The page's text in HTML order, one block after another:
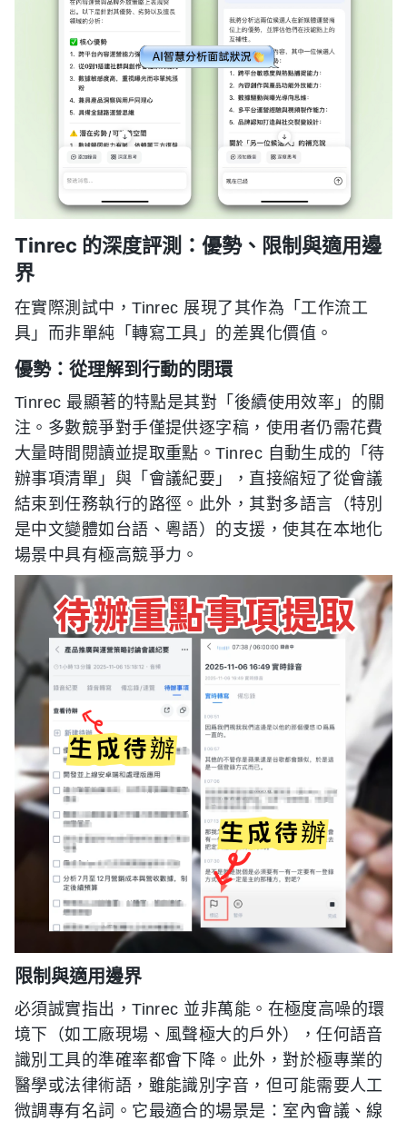
Tinrec 的深度評測：優勢、限制與適用邊
界
在實際測試中，Tinrec 展現了其作為「工作流工
具」而非單純「轉寫工具」的差異化價值。
優勢：從理解到行動的閉環
Tinrec 最顯著的特點是其對「後續使用效率」的關
注。多數競爭對手僅提供逐字稿，使用者仍需花費
大量時間閱讀並提取重點。Tinrec 自動生成的「待
辦事項清單」與「會議紀要」，直接縮短了從會議
結束到任務執行的路徑。此外，其對多語言（特別
是中文變體如台語、粵語）的支援，使其在本地化
場景中具有極高競爭力。
限制與適用邊界
必須誠實指出，Tinrec 並非萬能。在極度高噪的環
境下（如工廠現場、風聲極大的戶外），任何語音
識別工具的準確率都會下降。此外，對於極專業的
醫學或法律術語，雖能識別字音，但可能需要人工
微調專有名詞。它最適合的場景是：室內會議、線